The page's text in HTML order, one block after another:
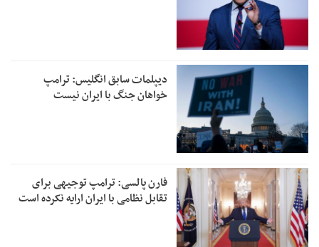
دیپلمات سابق انگلیس:‌ ترامپ
خواهان جنگ با ایران نیست
فارن پالسی: ترامپ توجیهی برای
تقابل نظامی با ایران ارایه نکرده است